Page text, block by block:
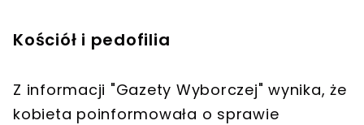
Kościół i pedofilia
Z informacji "Gazety Wyborczej" wynika, że
kobieta poinformowała o sprawie